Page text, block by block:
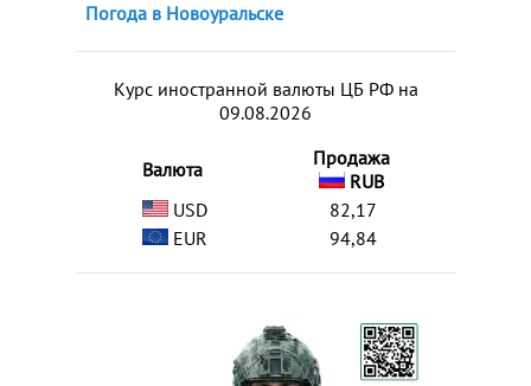
Погода в Новоуральске
Курс иностранной валюты ЦБ РФ на
09.08.2026
Валюта
Продажа
RUB
USD
82,17
EUR
94,84